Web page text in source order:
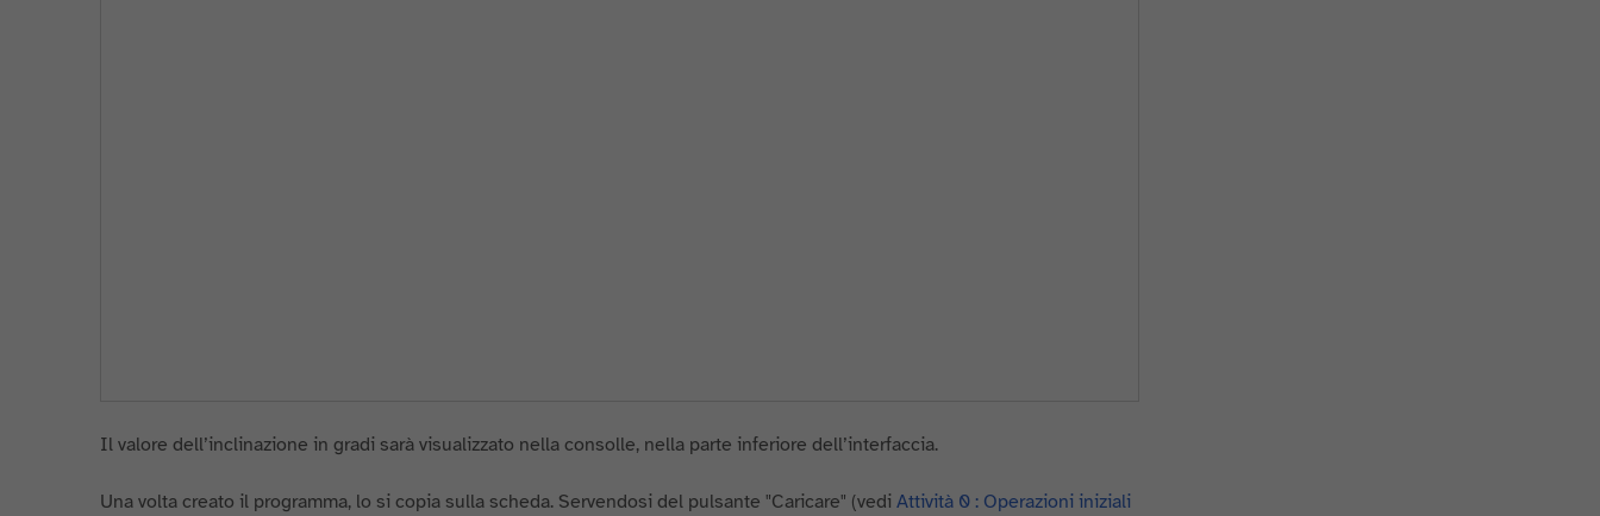
Il valore dell’inclinazione in gradi sarà visualizzato nella consolle, nella parte inferiore dell’interfaccia.
Una volta creato il programma, lo si copia sulla scheda. Servendosi del pulsante "Caricare" (vediAttività 0 : Operazioni iniziali